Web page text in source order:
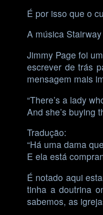
É por isso que o
A música
Jimmy Page foi
escrever de trás
mensagem mais
“There’s a lady
And she’s buying
Tradução:
“Há uma dama
E ela está
É notado aqui
tinha a doutrina
sabemos, as